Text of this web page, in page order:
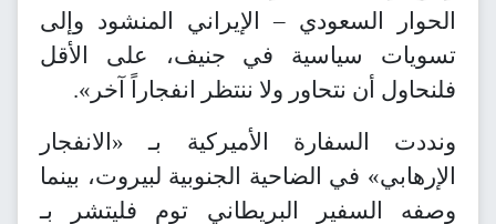
الحوار السعودي – الإيراني المنشود وإلى
تسويات سياسية في جنيف، على الأقل
فلنحاول أن نتحاور ولا ننتظر انفجاراً آخر».
ونددت السفارة الأميركية بـ «الانفجار
الإرهابي» في الضاحية الجنوبية لبيروت، بينما
وصفه السفير البريطاني توم فليتشر بـ